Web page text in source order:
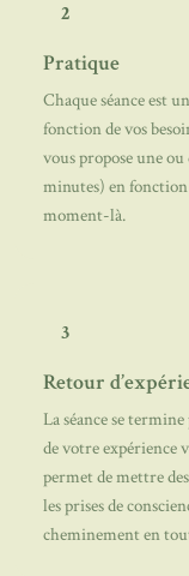
2
Pratique
Chaque séance est
fonction de vos
vous propose une
minutes) en fonction
moment-là.
3
Retour
La séance se
de votre expérience
permet de mettre
les prises de
cheminement en